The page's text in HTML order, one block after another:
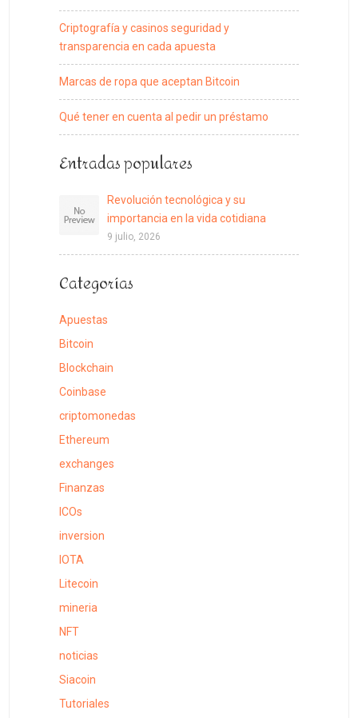
Criptografía y casinos seguridad y
transparencia en cada apuesta
Marcas de ropa que aceptan Bitcoin
Qué tener en cuenta al pedir un préstamo
Entradas populares
Revolución tecnológica y su
importancia en la vida cotidiana
9 julio, 2026
Categorías
Apuestas
Bitcoin
Blockchain
Coinbase
criptomonedas
Ethereum
exchanges
Finanzas
ICOs
inversion
IOTA
Litecoin
mineria
NFT
noticias
Siacoin
Tutoriales